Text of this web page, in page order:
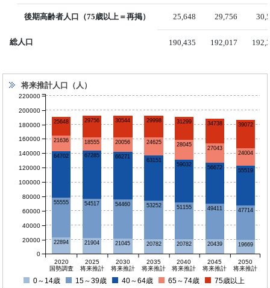
後期高齢者人口（75歳以上＝再掲） 25,648 29,756
総人口 190,435 192,017
将来推計人口（人）
22894 21904 21045 20782 20782 20439 19669
55555 54517 54460 53252 51155 49411 47714
64702 67285 66271
63151
59032
56672 55519
21636 18555 20056 24625 28045
27043
24004
25648 29756 30544 29998 31299 34738 39072
2020
国勢調査
2025
将来推計
2030
将来推計
2035
将来推計
2040
将来推計
2045
将来推計
2050
将来推計
0
20000
40000
60000
80000
100000
120000
140000
160000
180000
200000
220000
0～14歳 15～39歳 40～64歳 65～74歳 75歳以上